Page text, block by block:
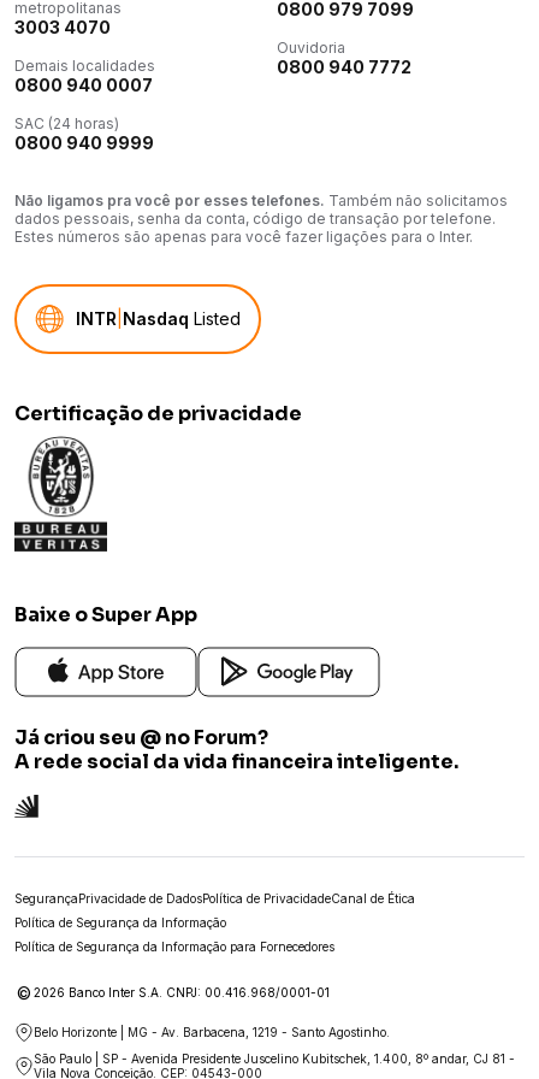
protege o cabelo de maior estresse (Enrich complex).
Benefícios: Repara cabelos secos e frisados, promovendo
nutrição, maciez e vitalidade para todo o cabelo.
desgastados Resultado: Cabelos nutridos e hidratados, cabelos
com aspecto saudável Nutri-Enrich: instantâneo para cabelos
Ácido oleico e Pantenol proporcionam hidratação e nutrição,
enquanto a Vitamina E protege o cabelo de mais estresse.
Goji Berry é conhecido por ser extremamente rico em vitaminas,
Modo de Usar: Aplique a máscara de tratamento no
comprimento do cabelo molhado.
Deixe o produto agindo por 5 (cinco) minutos e então enxague
metropolitanas
3003 4070
Demais localidades
0800 940 0007
SAC (24 horas)
0800 940 9999
0800 979 7099
Ouvidoria
0800 940 7772
Não ligamos pra você por esses telefones. Também não solicitamos
dados pessoais, senha da conta, código de transação por telefone.
Estes números são apenas para você fazer ligações para o Inter.
INTR Nasdaq Listed
Certificação de privacidade
Baixe o Super App
Já criou seu @ no Forum?
A rede social da vida financeira inteligente.
SegurançaPrivacidade de DadosPolítica de PrivacidadeCanal de Ética
Política de Segurança da Informação
Política de Segurança da Informação para Fornecedores
© 2026 Banco Inter S.A. CNPJ: 00.416.968/0001-01
Belo Horizonte | MG - Av. Barbacena, 1219 - Santo Agostinho.
São Paulo | SP - Avenida Presidente Juscelino Kubitschek, 1.400, 8º andar, CJ 81 -
Vila Nova Conceição. CEP: 04543-000